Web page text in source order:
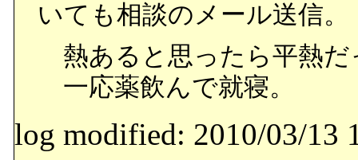
いても相談のメール送信。
熱あると思ったら平熱だ
一応薬飲んで就寝。
log modified: 2010/03/13